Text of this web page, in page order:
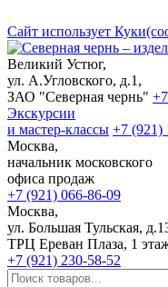
Сайт использует
Великий Устюг,
ул. А.Угловского, д.1,
ЗАО "Северная чернь"
Экскурсии
и мастер-классы +7 (921)
Москва,
начальник московского
офиса продаж
+7 (921) 066-86-09
Москва,
ул. Большая Тульская,
ТРЦ Ереван Плаза, 1
+7 (921) 230-58-52